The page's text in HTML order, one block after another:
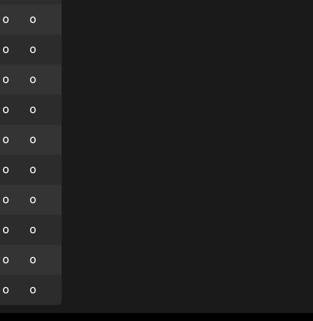
0 0
0 0
0 0
0 0
0 0
0 0
0 0
0 0
0 0
0 0